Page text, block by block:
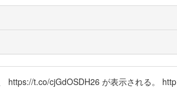
https://t.co/cjGdOSDH26 が表示される。 http